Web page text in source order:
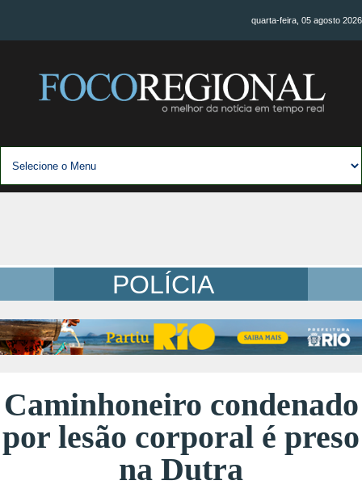
quarta-feira, 05 agosto 2026
POLÍCIA
Caminhoneiro condenado
por lesão corporal é preso
na Dutra